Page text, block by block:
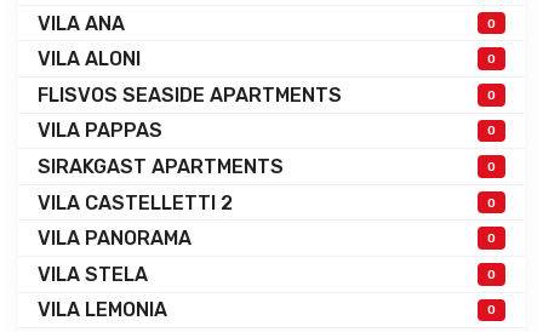
VILA ANA 0
VILA ALONI 0
FLISVOS SEASIDE APARTMENTS 0
VILA PAPPAS 0
SIRAKGAST APARTMENTS 0
VILA CASTELLETTI 2 0
VILA PANORAMA 0
VILA STELA 0
VILA LEMONIA 0